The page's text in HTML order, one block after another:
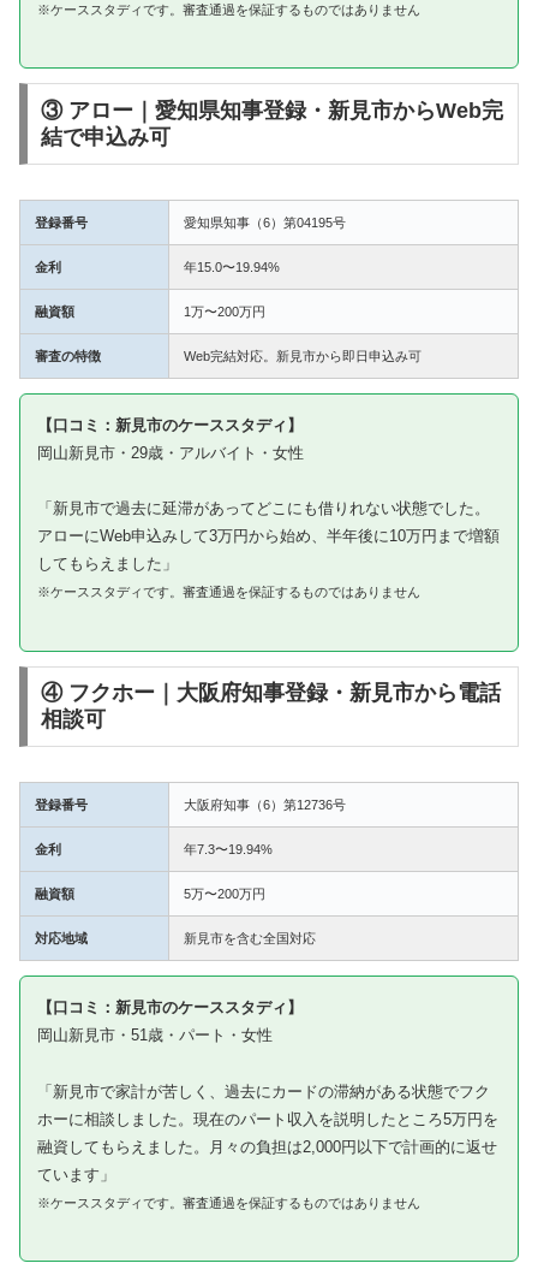
※ケーススタディです。審査通過を保証するものではありません
③ アロー｜愛知県知事登録・新見市からWeb完
結で申込み可
登録番号 愛知県知事（6）第04195号
金利 年15.0〜19.94%
融資額 1万〜200万円
審査の特徴 Web完結対応。新見市から即日申込み可
【口コミ：新見市のケーススタディ】
岡山新見市・29歳・アルバイト・女性
「新見市で過去に延滞があってどこにも借りれない状態でした。
アローにWeb申込みして3万円から始め、半年後に10万円まで増額
してもらえました」
※ケーススタディです。審査通過を保証するものではありません
④ フクホー｜大阪府知事登録・新見市から電話
相談可
登録番号 大阪府知事（6）第12736号
金利 年7.3〜19.94%
融資額 5万〜200万円
対応地域 新見市を含む全国対応
【口コミ：新見市のケーススタディ】
岡山新見市・51歳・パート・女性
「新見市で家計が苦しく、過去にカードの滞納がある状態でフク
ホーに相談しました。現在のパート収入を説明したところ5万円を
融資してもらえました。月々の負担は2,000円以下で計画的に返せ
ています」
※ケーススタディです。審査通過を保証するものではありません